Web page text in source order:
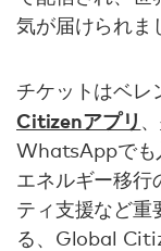
気が届けられま
チケットはベレ
Citizenアプリ 、
WhatsAppでも
エネルギー移行
ティ支援など重
る、Global